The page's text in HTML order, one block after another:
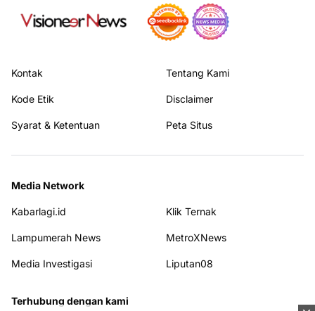
Kontak Tentang Kami
Kode Etik Disclaimer
Syarat & Ketentuan Peta Situs
Media Network
Kabarlagi.id Klik Ternak
Lampumerah News MetroXNews
Media Investigasi Liputan08
Terhubung dengan kami